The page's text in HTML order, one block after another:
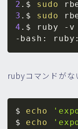
2 .$ sudo
3 .$ sudo
4 .$ ruby
-v
-bash:
rubyコマンドが
$ echo
$ echo